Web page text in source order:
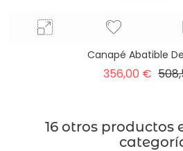
Canapé Abatible
356,00 €
16 otros productos